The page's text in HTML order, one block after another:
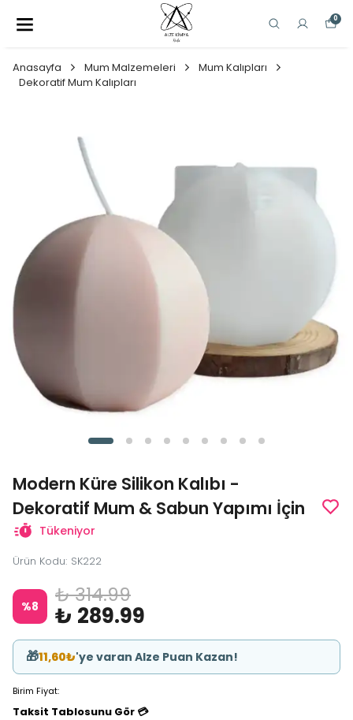
0
Anasayfa Mum Malzemeleri
Mum Kalıpları
Dekoratif Mum Kalıpları
Modern Küre Silikon Kalıbı -
Dekoratif Mum & Sabun Yapımı İçin
Tükeniyor
Ürün Kodu: SK222
%8 ₺ 314.99
₺ 289.99
🎁11,60₺'ye varan Alze Puan Kazan!
Birim Fiyat:
Taksit Tablosunu Gör 💳